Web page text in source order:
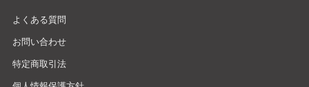
よくある質問
お問い合わせ
特定商取引法